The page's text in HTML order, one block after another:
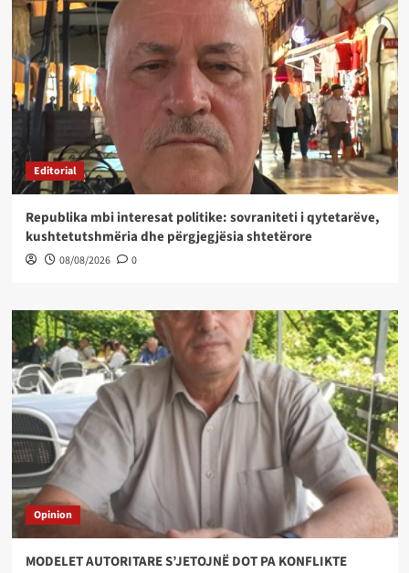
Editorial
Republika mbi interesat politike: sovraniteti i qytetarëve,
kushtetutshmëria dhe përgjegjësia shtetërore
08/08/2026 0
Opinion
MODELET AUTORITARE S’JETOJNË DOT PA KONFLIKTE